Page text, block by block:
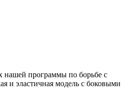
нашей программы по борьбе с
и эластичная модель с боковыми